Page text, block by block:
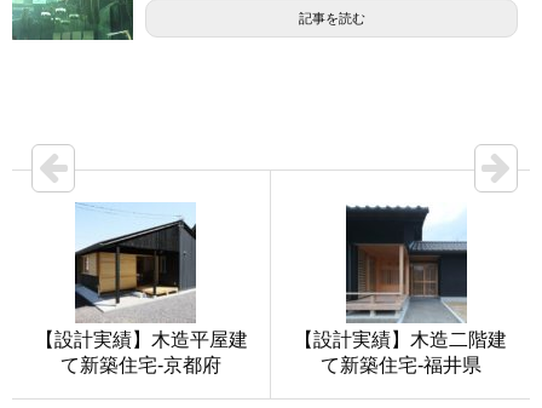
記事を読む
【設計実績】木造平屋建
て新築住宅-京都府
【設計実績】木造二階建
て新築住宅-福井県